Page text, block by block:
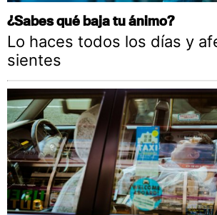
¿Sabes qué baja tu ánimo?
Lo haces todos los días y
sientes